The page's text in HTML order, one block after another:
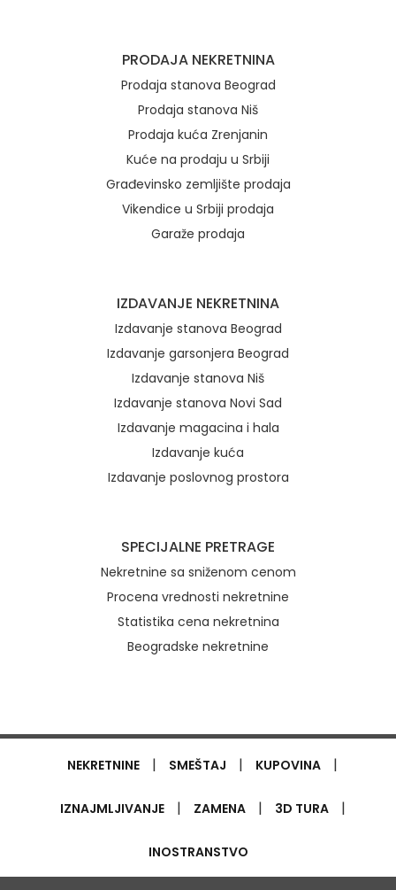
PRODAJA NEKRETNINA
Prodaja stanova Beograd
Prodaja stanova Niš
Prodaja kuća Zrenjanin
Kuće na prodaju u Srbiji
Građevinsko zemljište prodaja
Vikendice u Srbiji prodaja
Garaže prodaja
IZDAVANJE NEKRETNINA
Izdavanje stanova Beograd
Izdavanje garsonjera Beograd
Izdavanje stanova Niš
Izdavanje stanova Novi Sad
Izdavanje magacina i hala
Izdavanje kuća
Izdavanje poslovnog prostora
SPECIJALNE PRETRAGE
Nekretnine sa sniženom cenom
Procena vrednosti nekretnine
Statistika cena nekretnina
Beogradske nekretnine
NEKRETNINE | SMEŠTAJ | KUPOVINA |
IZNAJMLJIVANJE | ZAMENA | 3D TURA |
INOSTRANSTVO